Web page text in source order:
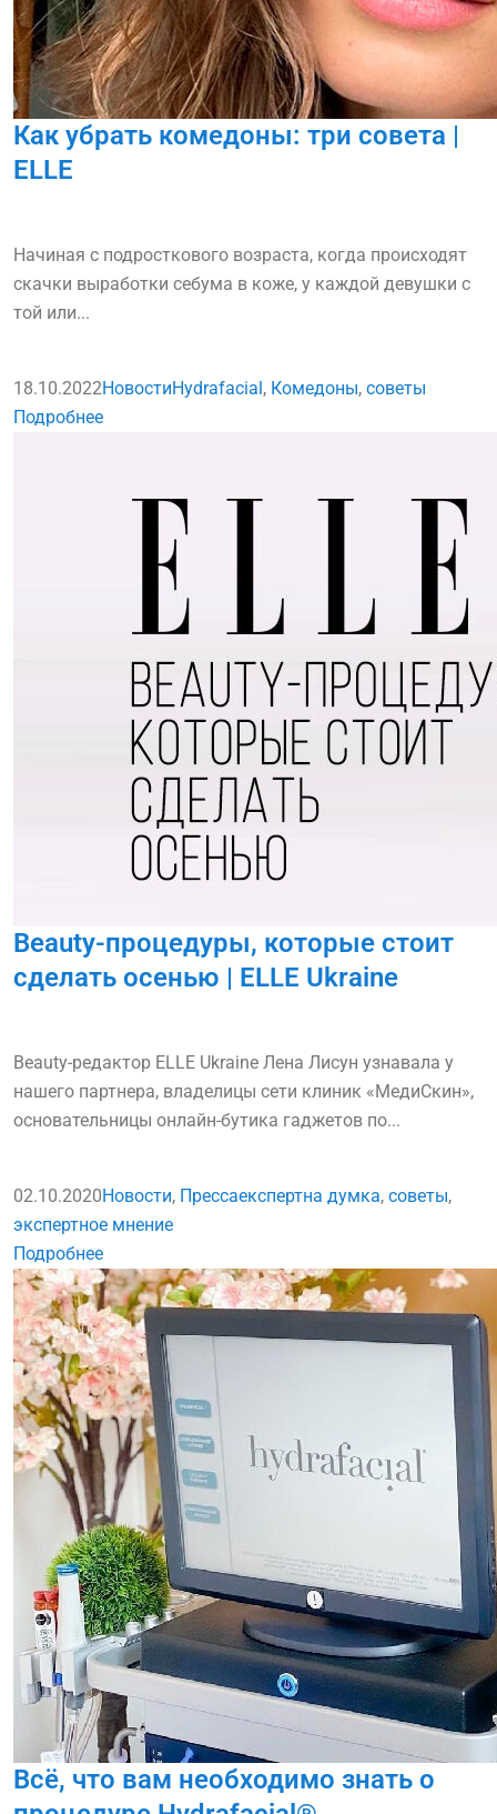
Как убрать комедоны: три совета |
ELLE
Начиная с подросткового возраста, когда происходят
скачки выработки себума в коже, у каждой девушки с
той или...
18.10.2022НовостиHydrafacial , Комедоны, советы
Подробнее
Beauty-процедуры, которые стоит
сделать осенью | ELLE Ukraine
Beauty-редактор ELLE Ukraine Лена Лисун узнавала у
нашего партнера, владелицы сети клиник «МедиСкин»,
основательницы онлайн-бутика гаджетов по...
02.10.2020Новости, Прессаекспертна думка, советы,
экспертное мнение
Подробнее
Всё, что вам необходимо знать о